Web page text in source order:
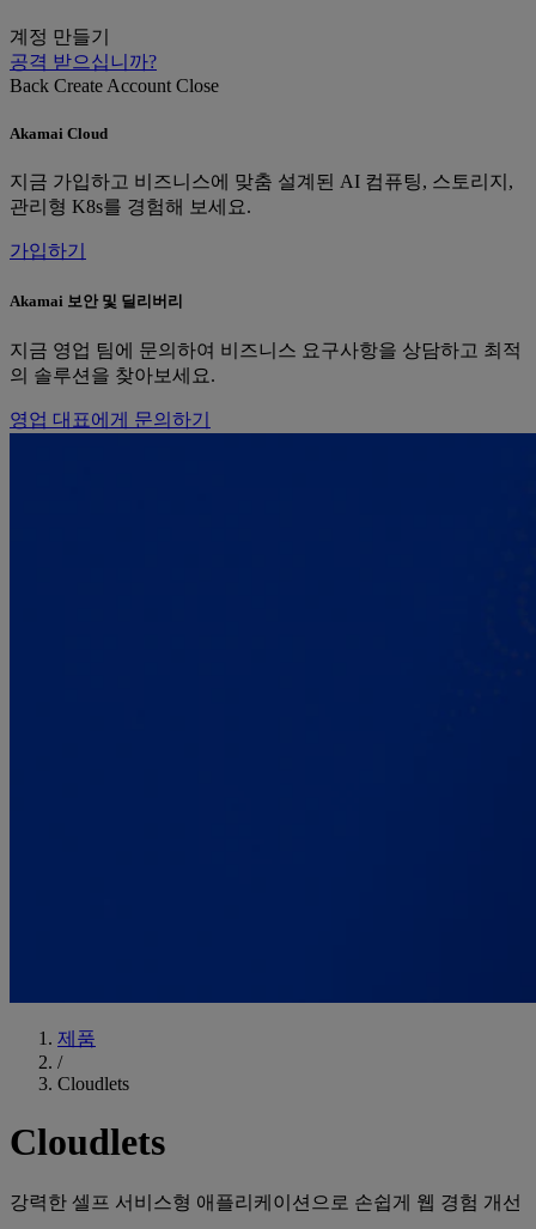
계정 만들기
공격 받으십니까?
Back Create Account Close
Akamai Cloud
지금 가입하고 비즈니스에 맞춤 설계된 AI 컴퓨팅, 스토리지,
관리형 K8s를 경험해 보세요.
가입하기
Akamai 보안 및 딜리버리
지금 영업 팀에 문의하여 비즈니스 요구사항을 상담하고 최적
의 솔루션을 찾아보세요.
영업 대표에게 문의하기
제품
/
Cloudlets
Cloudlets
강력한 셀프 서비스형 애플리케이션으로 손쉽게 웹 경험 개선